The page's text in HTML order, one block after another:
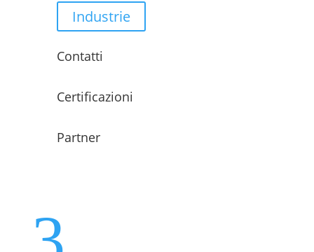
Industrie
Contatti
Certificazioni
Partner